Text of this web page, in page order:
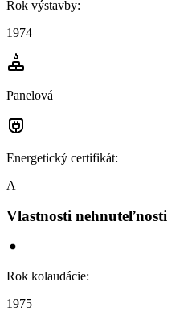
Rok výstavby:
1974
Panelová
Energetický certifikát:
A
Vlastnosti nehnuteľnosti
Rok kolaudácie:
1975